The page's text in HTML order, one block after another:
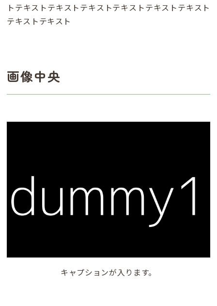
トテキストテキストテキストテキストテキストテキスト
テキストテキスト
画像中央
キャプションが入ります。